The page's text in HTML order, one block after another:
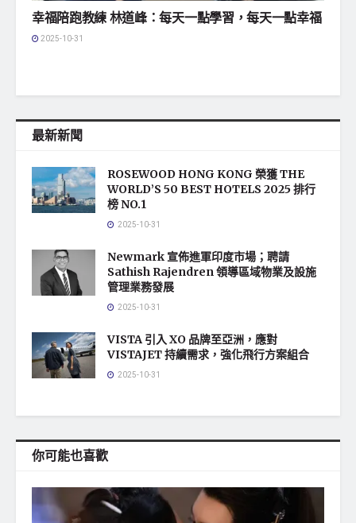
幸福陪跑教練 林道峰：每天一點學習，每天一點幸福
2025-10-31
最新新聞
ROSEWOOD HONG KONG 榮獲 THE
WORLD’S 50 BEST HOTELS 2025 排行
榜 NO.1
2025-10-31
Newmark 宣佈進軍印度市場；聘請
Sathish Rajendren 領導區域物業及設施
管理業務發展
2025-10-31
VISTA 引入 XO 品牌至亞洲，應對
VISTAJET 持續需求，強化飛行方案組合
2025-10-31
你可能也喜歡